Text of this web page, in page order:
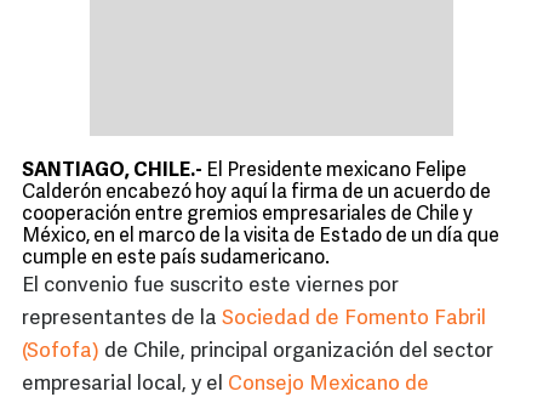
SANTIAGO, CHILE.- El Presidente mexicano Felipe
Calderón encabezó hoy aquí la firma de un acuerdo de
cooperación entre gremios empresariales de Chile y
México, en el marco de la visita de Estado de un día que
cumple en este país sudamericano.
El convenio fue suscrito este viernes por
representantes de la Sociedad de Fomento Fabril
(Sofofa) de Chile, principal organización del sector
empresarial local, y el Consejo Mexicano de